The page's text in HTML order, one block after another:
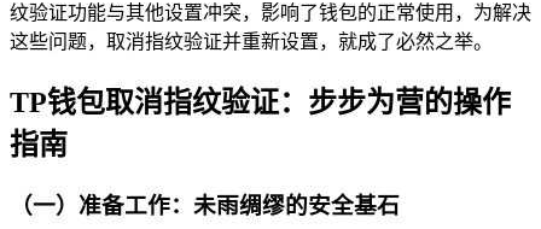
纹验证功能与其他设置冲突，影响了钱包的正常使用，为解决
这些问题，取消指纹验证并重新设置，就成了必然之举。
TP钱包取消指纹验证：步步为营的操作
指南
（一）准备工作：未雨绸缪的安全基石